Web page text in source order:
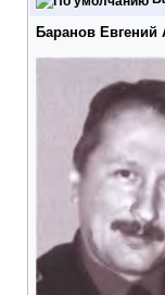
Баранов Евгений